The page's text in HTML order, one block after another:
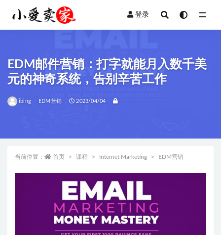
登录
EDM邮件营销：打字就能月入数千美
元的神奇系统，告别辛苦工作
ibing EDM营销 2023/04/04
当前位置： 首页 课程 Internet Marketing EDM营销